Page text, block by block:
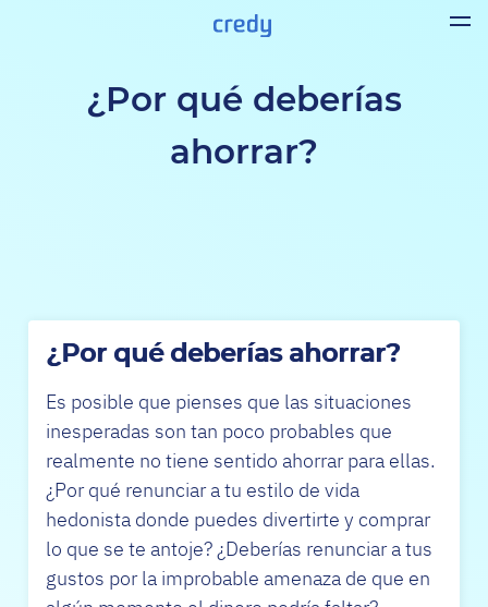
¿Por qué deberías
ahorrar?
¿Por qué deberías ahorrar?
Es posible que pienses que las situaciones
inesperadas son tan poco probables que
realmente no tiene sentido ahorrar para ellas.
¿Por qué renunciar a tu estilo de vida
hedonista donde puedes divertirte y comprar
lo que se te antoje? ¿Deberías renunciar a tus
gustos por la improbable amenaza de que en